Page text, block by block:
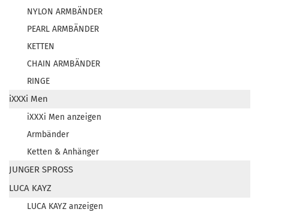
NYLON ARMBÄNDER
PEARL ARMBÄNDER
KETTEN
CHAIN ARMBÄNDER
RINGE
iXXXi Men
iXXXi Men anzeigen
Armbänder
Ketten & Anhänger
JUNGER SPROSS
LUCA KAYZ
LUCA KAYZ anzeigen